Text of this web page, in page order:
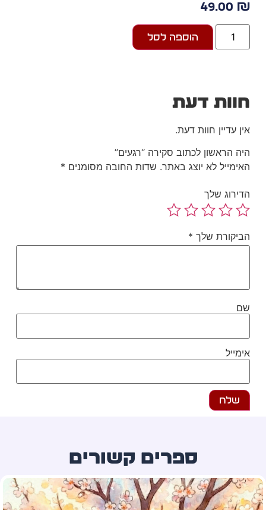
49.00
הוספה לסל
דעת
עדיין חוות דעת.
הראשון לכתוב סקירה “רגעים”
לא יוצג באתר. שדות החובה מסומנים*
שלך
שלך *
ספרים קשורים